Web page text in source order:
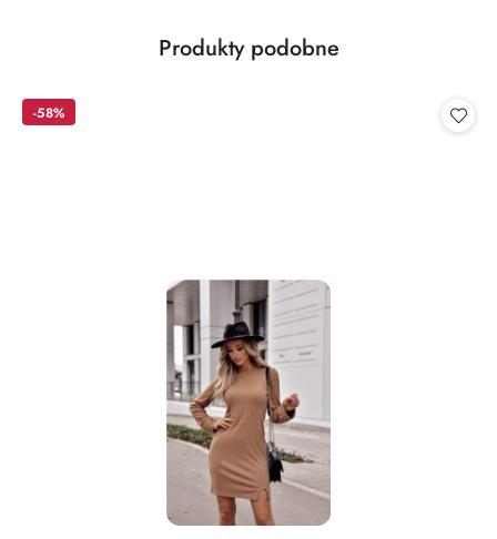
Pomiń karuzelę produktów
Produkty
Produkty podobne
-58%